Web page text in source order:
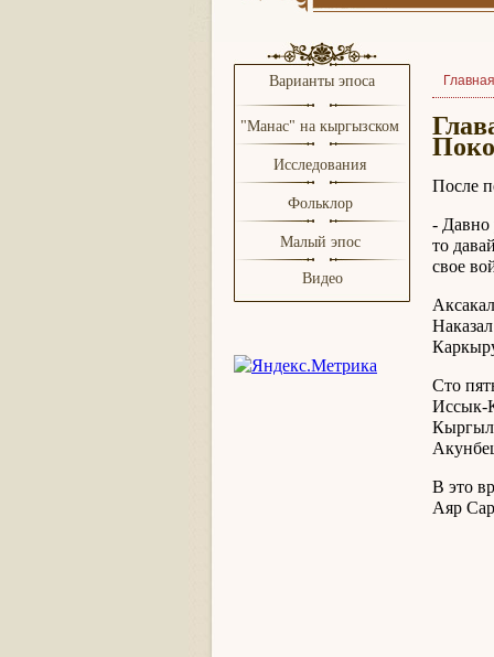
Варианты эпоса
"Манас" на кыргызском
Исследования
Фольклор
Малый эпос
Видео
После
- Давно
то
свое
Сто
Иссык-
Кыргыл
В это
Аяр
Хотя